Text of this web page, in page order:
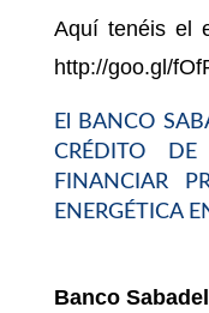
Aquí tenéis el
http://goo.gl/
El BANCO
CRÉDITO
FINANCIAR
ENERGÉTICA
Banco